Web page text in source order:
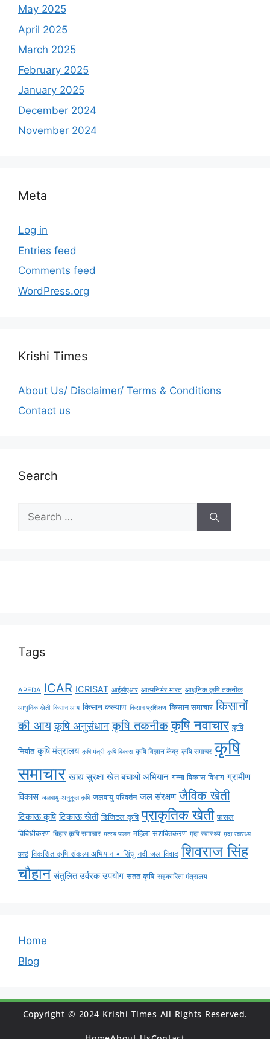
May 2025
April 2025
March 2025
February 2025
January 2025
December 2024
November 2024
Meta
Log in
Entries feed
Comments feed
WordPress.org
Krishi Times
About Us/ Disclaimer/ Terms & Conditions
Contact us
Search
Tags
APEDA ICAR ICRISAT आईसीएआर आत्मनिर्भर भारत आधुनिक कृषि तकनीक
आधुनिक खेती किसान आय किसान कल्याण किसान प्रशिक्षण किसान समाचार किसानों
की आय कृषि अनुसंधान कृषि तकनीक कृषि नवाचार कृषि
निर्यात कृषि मंत्रालय कृषि मंत्री कृषि विकास कृषि विज्ञान केंद्र कृषि समाचर कृषि
समाचार खाद्य सुरक्षा खेत बचाओ अभियान गन्ना विकास विभाग ग्रामीण
विकास जलवायु-अनुकूल कृषि जलवायु परिवर्तन जल संरक्षण जैविक खेती
टिकाऊ कृषि टिकाऊ खेती डिजिटल कृषि प्राकृतिक खेती फसल
विविधीकरण बिहार कृषि समाचार मत्स्य पालन महिला सशक्तिकरण मृदा स्वास्थ्य मृदा स्वास्थ्य
कार्ड विकसित कृषि संकल्प अभियान • सिंधु नदी जल विवाद शिवराज सिंह
चौहान संतुलित उर्वरक उपयोग सतत कृषि सहकारिता मंत्रालय
Home
Blog
Copyright © 2024 Krishi Times All Rights Reserved.